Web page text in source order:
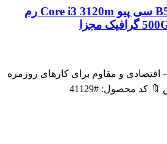
لپتاپ استوک لنوو B590 سی پیو Core i3 3120m رم
💻 لپ تاپ Lenovo B590 – اقتصادی و مقاوم برای کارهای روزمره
کد محصول: #41129